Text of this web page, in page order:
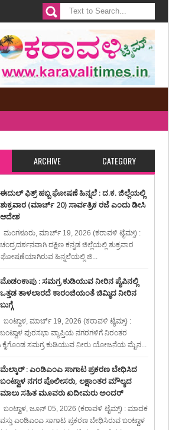
ARCHIVE CATEGORY
ಈದುಲ್ ಫಿತ್ರ್ ಹಬ್ಬ ಘೋಷಣೆ ಹಿನ್ನಲೆ : ದ.ಕ. ಜಿಲ್ಲೆಯಲ್ಲಿ
ಶುಕ್ರವಾರ (ಮಾರ್ಚ್ 20) ಸಾರ್ವತ್ರಿಕ ರಜೆ ಎಂದು ಡೀಸಿ
ಆದೇಶ
ಮಂಗಳೂರು, ಮಾರ್ಚ್ 19, 2026 (ಕರಾವಳಿ ಟೈಮ್ಸ್) :
ಚಂದ್ರದರ್ಶನವಾಗಿ ದಕ್ಷಿಣ ಕನ್ನಡ ಜಿಲ್ಲೆಯಲ್ಲಿ ಶುಕ್ರವಾರ
ಹಿನ್ನಲೆಯಲ್ಲಿ ಜಿ...
ಮೊಡಂಕಾಪು : ಸಮಗ್ರ ಕುಡಿಯುವ ನೀರಿನ ಪೈಪಿನಲ್ಲಿ
ಒತ್ತಡ ತಾಳಲಾರದೆ ಕಾರಂಜಿಯಂತೆ ಚಿಮ್ಮಿದ ನೀರಿನ
ಬುಗ್ಗೆ
ಬಂಟ್ವಾಳ, ಮಾರ್ಚ್ 19, 2026 (ಕರಾವಳಿ ಟೈಮ್ಸ್) :
ಬಂಟ್ವಾಳ ಪುರಸಭಾ ವ್ಯಾಪ್ತಿಯ ನಗರಗಳಿಗೆ ನಿರಂತರ
ಕೈಗೊಂಡ ಸಮಗ್ರ ಕುಡಿಯುವ ನೀರು ಯೋಜನೆಯ ಮೈನ...
ಮೆಲ್ಕಾರ್ : ಎಂಡಿಎಂಎ ಸಾಗಾಟ ಪ್ರಕರಣ ಬೇಧಿಸಿದ
ಬಂಟ್ವಾಳ ನಗರ ಪೊಲೀಸರು, ಲಕ್ಷಾಂತರ ಮೌಲ್ಯದ
ಮಾಲು ಸಹಿತ ಮೂವರು ಖದೀಮರು ಅಂದರ್
ಬಂಟ್ವಾಳ, ಜೂನ್ 05, 2026 (ಕರಾವಳಿ ಟೈಮ್ಸ್) : ಮಾದಕ
ವಸ್ತು ಎಂಡಿಎಂಎ ಸಾಗಾಟ ಪ್ರಕರಣ ಬೇಧಿಸಿರುವ ಬಂಟ್ವಾಳ